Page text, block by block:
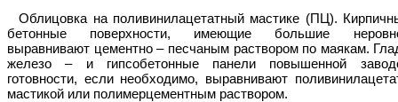
Облицовка на поливинилацетатный мастике (ПЦ).
бетонные поверхности, имеющие большие
выравнивают цементно – песчаным раствором по маякам.
железо – и гипсобетонные панели повышенной
готовности, если необходимо, выравнивают
мастикой или полимерцементным раствором.